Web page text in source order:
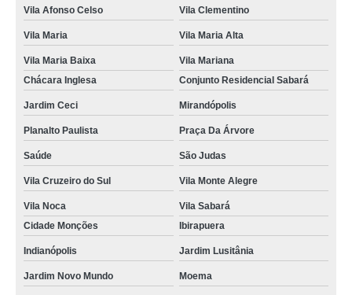
Vila Afonso Celso Vila Clementino
Vila Maria Vila Maria Alta
Vila Maria Baixa
Vila Mariana
Chácara Inglesa
Conjunto Residencial Sabará
Jardim Ceci Mirandópolis
Planalto Paulista Praça Da Árvore
Saúde São Judas
Vila Cruzeiro do Sul Vila Monte Alegre
Vila Noca
Vila Sabará
Cidade Monções
Ibirapuera
Indianópolis Jardim Lusitânia
Jardim Novo Mundo Moema